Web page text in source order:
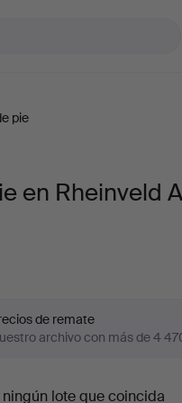
pie
en Rheinveld
de remate
archivo con más de 4
lote que coincida